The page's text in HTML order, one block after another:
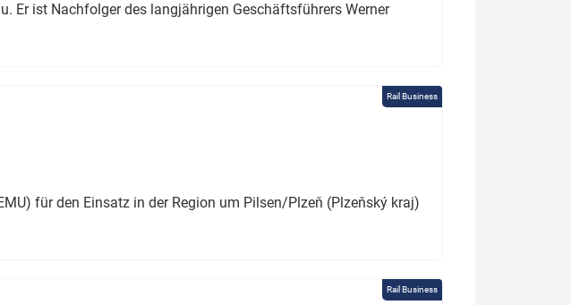
Er ist Nachfolger des langjährigen Geschäftsführers Werner
Rail Business
für den Einsatz in der Region um Pilsen/Plzeň (Plzeňský kraj)
Rail Business